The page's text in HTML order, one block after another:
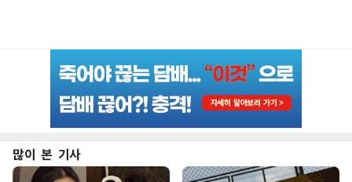
많이 본 기사